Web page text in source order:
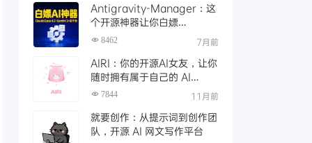
Antigravity-Manager：这
个开源神器让你白嫖
ClaudeOpus 4.5，Gemini
3！还能接Claude Code等
任意平台
8462 7月前
AIRI：你的开源AI女友，让你
随时拥有属于自己的 AI
VTuber
7844 11月前
就要创作：从提示词到创作团
队，开源 AI 网文写作平台